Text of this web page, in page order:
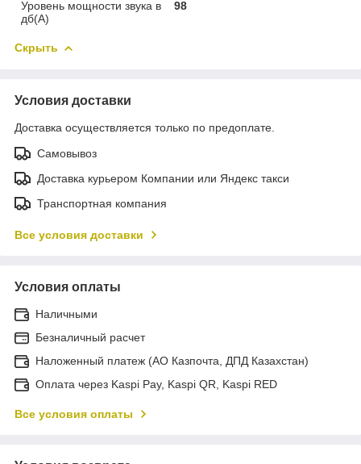
Уровень мощности звука в
дб(А)
98
Скрыть
Условия доставки
Доставка осуществляется только по предоплате.
Самовывоз
Доставка курьером Компании или Яндекс такси
Транспортная компания
Все условия доставки
Условия оплаты
Наличными
Безналичный расчет
Наложенный платеж (АО Казпочта, ДПД Казахстан)
Оплата через Kaspi Pay, Kaspi QR, Kaspi RED
Все условия оплаты